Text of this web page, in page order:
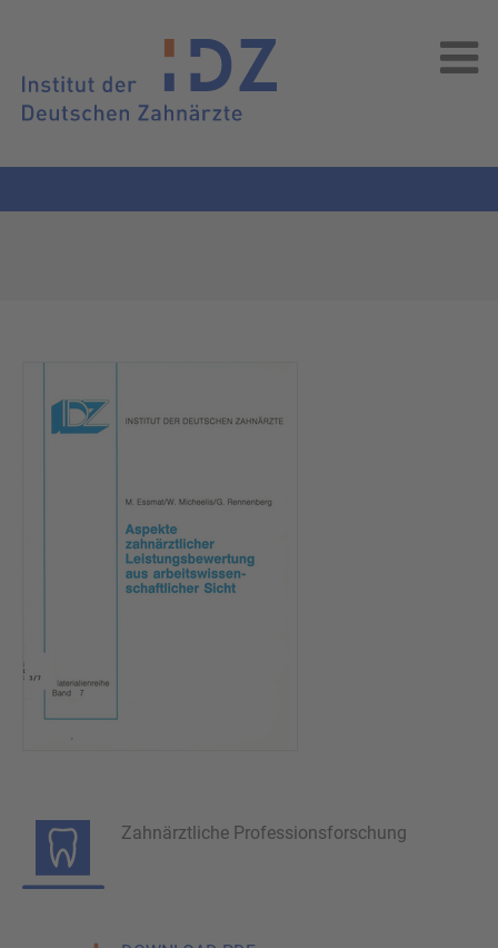
Zahnärztliche Professionsforschung